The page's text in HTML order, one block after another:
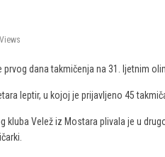
dana takmičenja na 31. ljetnim
leptir, u kojoj je prijavljeno 45
kluba Velež iz Mostara plivala je u